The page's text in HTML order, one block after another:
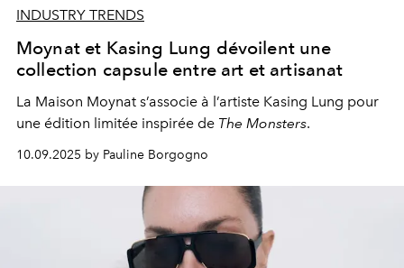
INDUSTRY TRENDS
Moynat et Kasing Lung dévoilent une
collection capsule entre art et artisanat
La Maison Moynat s’associe à l’artiste Kasing Lung pour
une édition limitée inspirée de The Monsters.
10.09.2025 by Pauline Borgogno